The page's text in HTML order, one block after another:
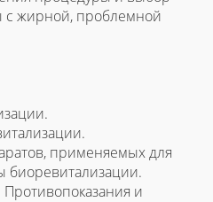
с жирной, проблемной
применяемых для
биоревитализации.
и